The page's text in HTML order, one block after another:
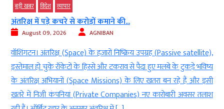
बड़ी खबर विदेश व्‍यापार
अंतरिक्ष में पड़े कचरे से करोड़ों कमाने की...
August 09, 2026 AGNIBAN
वॉशिंगटन। अंतरिक्ष (Space) के हजारों निष्क्रिय उपग्रह (Passive satellite),
इस्तेमाल हो चुके रॉकेटों के हिस्से और टकराव से पैदा हुए मलबे के टुकड़े भविष्य
के अंतरिक्ष अभियानों (Space Missions) के लिए खतरा बन रहे हैं और इसी
खतरे में निजी कंपनियां (Private Companies) नए कारोबारी अवसर तलाश